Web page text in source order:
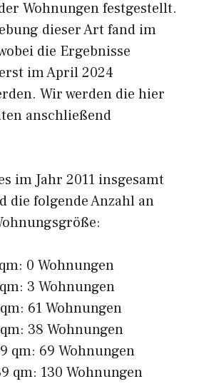
Wohnungen festgestellt.
dieser Art fand im
die Ergebnisse
im April 2024
Wir werden die hier
anschließend
im Jahr 2011 insgesamt
die folgende Anzahl an
0 Wohnungen
3 Wohnungen
61 Wohnungen
38 Wohnungen
qm: 69 Wohnungen
qm: 130 Wohnungen